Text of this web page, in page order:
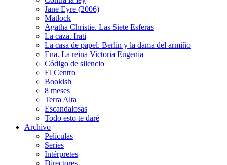
Jane Eyre (2006)
Matlock
Agatha Christie. Las Siete Esferas
La caza. Irati
La casa de papel. Berlín y la dama del armiño
Ena. La reina Victoria Eugenia
Código de silencio
El Centro
Bookish
8 meses
Terra Alta
Escandalosas
Todo esto te daré
Archivo
Películas
Series
Intérpretes